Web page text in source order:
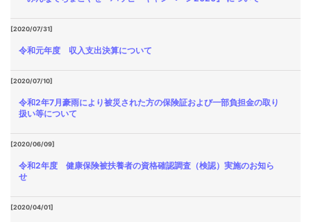
[2020/07/31]
令和元年度 収入支出決算について
[2020/07/10]
令和2年7月豪雨により被災された方の保険証および一部負担金の取り
扱い等について
[2020/06/09]
令和2年度 健康保険被扶養者の資格確認調査（検認）実施のお知ら
せ
[2020/04/01]